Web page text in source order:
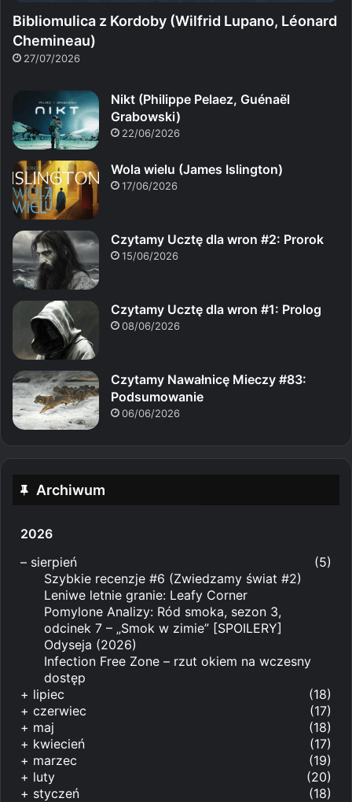
Bibliomulica z Kordoby (Wilfrid Lupano, Léonard
Chemineau)
27/07/2026
Nikt (Philippe Pelaez, Guénaël
Grabowski)
22/06/2026
Wola wielu (James Islington)
17/06/2026
Czytamy Ucztę dla wron #2: Prorok
15/06/2026
Czytamy Ucztę dla wron #1: Prolog
08/06/2026
Czytamy Nawałnicę Mieczy #83:
Podsumowanie
06/06/2026
Archiwum
2026
– sierpień
(5)
Szybkie recenzje #6 (Zwiedzamy świat #2)
Leniwe letnie granie: Leafy Corner
Pomylone Analizy: Ród smoka, sezon 3,
odcinek 7 – „Smok w zimie” [SPOILERY]
Odyseja (2026)
Infection Free Zone – rzut okiem na wczesny
dostęp
+ lipiec
(18)
+ czerwiec
(17)
+ maj
(18)
+ kwiecień
(17)
+ marzec
(19)
+ luty
(20)
+ styczeń
(18)